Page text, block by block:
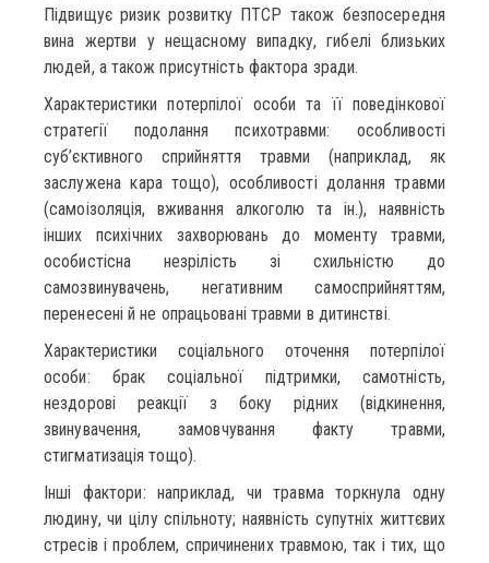
Підвищує ризик розвитку ПТСР також безпосередня
вина жертви у нещасному випадку, гибелі близьких
людей, а також присутність фактора зради.
Характеристики потерпілої особи та її поведінкової
стратегії подолання психотравми: особливості
суб’єктивного сприйняття травми (наприклад, як
заслужена кара тощо), особливості долання травми
(самоізоляція, вживання алкоголю та ін.), наявність
інших психічних захворювань до моменту травми,
особистісна незрілість зі схильністю до
самозвинувачень, негативним самосприйняттям,
перенесені й не опрацьовані травми в дитинстві.
Характеристики соціального оточення потерпілої
особи: брак соціальної підтримки, самотність,
нездорові реакції з боку рідних (відкинення,
звинувачення, замовчування факту травми,
стигматизація тощо).
Інші фактори: наприклад, чи травма торкнула одну
людину, чи цілу спільноту; наявність супутніх життєвих
стресів і проблем, спричинених травмою, так і тих, що